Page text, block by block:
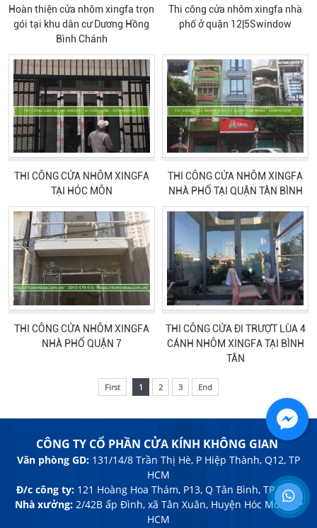
Hoàn thiện cửa nhôm xingfa trọn
gói tại khu dân cư Dương Hồng
Bình Chánh
Thi công cửa nhôm xingfa nhà
phố ở quận 12|5Swindow
THI CÔNG CỬA NHÔM XINGFA
TẠI HÓC MÔN
THI CÔNG CỬA NHÔM XINGFA
NHÀ PHỐ TẠI QUẬN TÂN BÌNH
THI CÔNG CỬA NHÔM XINGFA
NHÀ PHỐ QUẬN 7
THI CÔNG CỬA ĐI TRƯỢT LÙA 4
CÁNH NHÔM XINGFA TẠI BÌNH
TÂN
First 1 2 3 End
CÔNG TY CỔ PHẦN CỬA KÍNH KHÔNG GIAN
Văn phòng GD:131/14/8 Trần Thị Hè, P Hiệp Thành, Q12, TP
HCM
Đ/c công ty: 121 Hoàng Hoa Thám, P13, Q Tân Bình, TP HCM
Nhà xưởng: 2/42B ấp Đình, xã Tân Xuân, Huyện Hóc Môn, TP
HCM